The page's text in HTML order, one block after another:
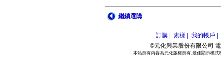
繼續選購
訂購 | 索樣 |
我的帳戶 |
©元化興業股份有限公司
本站所有內容為元化版權所有.最佳顯示模